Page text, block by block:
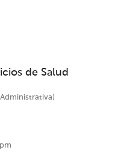
de Salud